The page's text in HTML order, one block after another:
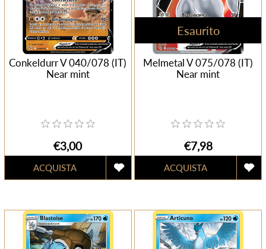
Conkeldurr V 040/078 (IT)
Near mint
€3,00
Esaurito
Melmetal V 075/078 (IT)
Near mint
€7,98